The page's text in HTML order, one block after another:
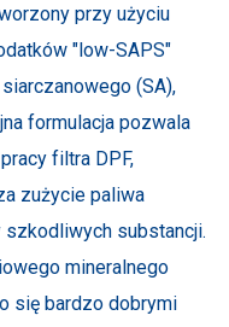
przy użyciu
"low-SAPS"
(SA),
formulacja pozwala
filtra DPF,
zużycie paliwa
substancji.
mineralnego
się bardzo dobrymi